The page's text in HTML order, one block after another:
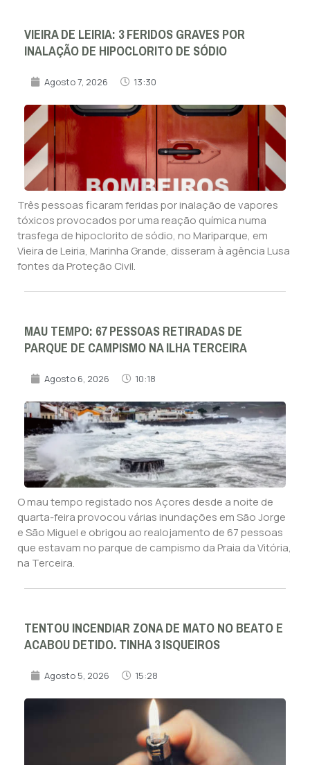
VIEIRA DE LEIRIA: 3 FERIDOS GRAVES POR
INALAÇÃO DE HIPOCLORITO DE SÓDIO
Agosto 7, 2026 13:30
Três pessoas ficaram feridas por inalação de vapores
tóxicos provocados por uma reação química numa
trasfega de hipoclorito de sódio, no Mariparque, em
Vieira de Leiria, Marinha Grande, disseram à agência Lusa
fontes da Proteção Civil.
MAU TEMPO: 67 PESSOAS RETIRADAS DE
PARQUE DE CAMPISMO NA ILHA TERCEIRA
Agosto 6, 2026 10:18
O mau tempo registado nos Açores desde a noite de
quarta-feira provocou várias inundações em São Jorge
e São Miguel e obrigou ao realojamento de 67 pessoas
que estavam no parque de campismo da Praia da Vitória,
na Terceira.
TENTOU INCENDIAR ZONA DE MATO NO BEATO E
ACABOU DETIDO. TINHA 3 ISQUEIROS
Agosto 5, 2026 15:28